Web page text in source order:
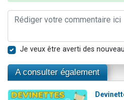
Je veux être averti des
A consulter également